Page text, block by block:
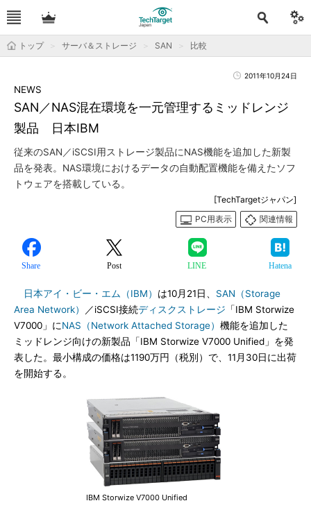
トップ サーバ＆ストレージ SAN 比較
2011年10月24日
SAN／NAS混在環境を一元管理するミッドレンジ
製品 日本IBM
NEWS
従来のSAN／iSCSI用ストレージ製品にNAS機能を追加した新製
品を発表。NAS環境におけるデータの自動配置機能を備えたソフ
トウェアを搭載している。
[TechTargetジャパン]
PC用表示
関連情報
Share Post LINE Hatena
日本アイ・ビー・エム（IBM） は10月21日、 SAN（Storage
Area Network）
／iSCSI接続ディスクストレージ 「IBM Storwize
V7000」にNAS（Network Attached Storage） 機能を追加した
ミッドレンジ向けの新製品「IBM Storwize V7000 Unified」を発
表した。最小構成の価格は1190万円（税別）で、11月30日に出荷
を開始する。
IBM Storwize V7000 Unified